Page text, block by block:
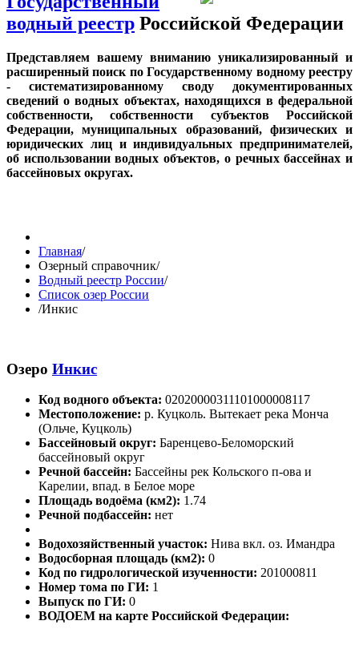
водный реестр Российской Федерации
Представляем вашему вниманию уникализированный и
расширенный поиск по Государственному водному реестру
- систематизированному своду документированных
сведений о водных объектах, находящихся в федеральной
собственности, собственности субъектов Российской
Федерации, муниципальных образований, физических и
юридических лиц и индивидуальных предпринимателей,
об использовании водных объектов, о речных бассейнах и
бассейновых округах.
Главная/
Озерный справочник/
Водный реестр России/
Список озер России
/Инкис
Озеро Инкис
Код водного объекта: 02020000311101000008117
Местоположение: р. Куцколь. Вытекает река Монча
(Ольче, Куцколь)
Бассейновый округ: Баренцево-Беломорский
бассейновый округ
Речной бассейн: Бассейны рек Кольского п-ова и
Карелии, впад. в Белое море
Площадь водоёма (км2): 1.74
Речной подбассейн: нет
Водохозяйственный участок: Нива вкл. оз. Имандра
Водосборная площадь (км2): 0
Код по гидрологической изученности: 201000811
Номер тома по ГИ: 1
Выпуск по ГИ: 0
ВОДОЕМ на карте Российской Федерации: